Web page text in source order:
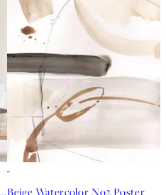
Beige Watercolor Duo Poster SetBeige Watercolor No2 Poster